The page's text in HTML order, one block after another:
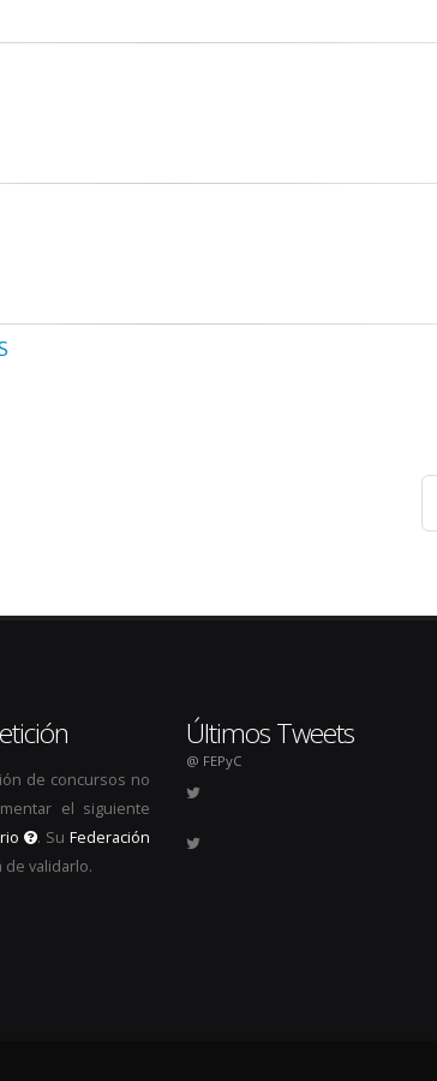
de concursos no
el siguiente
. SuFederación
de validarlo.
Últimos Tweets
@ FEPyC